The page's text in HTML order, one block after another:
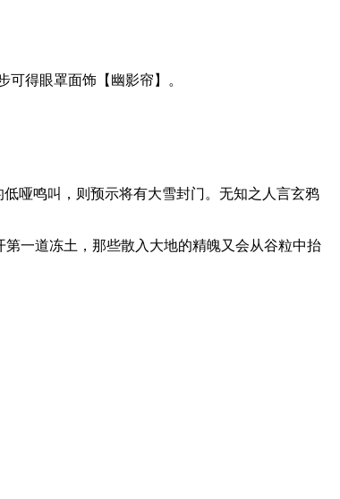
得眼罩面饰【幽影帘】。
哑鸣叫，则预示将有大雪封门。无知之人言玄鸦
一道冻土，那些散入大地的精魄又会从谷粒中抬